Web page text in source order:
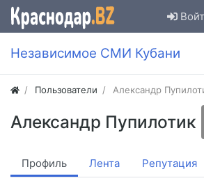
Независимое СМИ Кубани
Пользователи Александр
Александр Пупилотик
Профиль Лента Репутация